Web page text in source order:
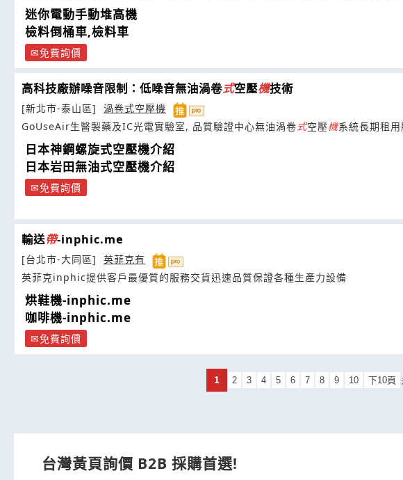
迷你電動手動堆高機
檢料倒桶車,檢料車
免費詢價
高科技廠辦噪音限制：低噪音無油渦卷式空壓機技術
[新北市-泰山區]
渦卷式空壓機
GoUseAir生醫製藥及IC光電實驗室, 品質驗證中心無油渦卷式空壓機系統長期租
日本神鋼螺旋式空壓機介紹
日本岩田無油式空壓機介紹
免費詢價
輸送帶-inphic.me
[台北市-大同區]
英菲克有
英菲克inphic提供客戶最優質的服務交貨迅速品質保證各種生產力設備
烘鞋機-inphic.me
咖啡機-inphic.me
免費詢價
1 2 3 4 5 6 7 8 9 10 下10頁
台灣黃頁詢價 B2B 採購首選!